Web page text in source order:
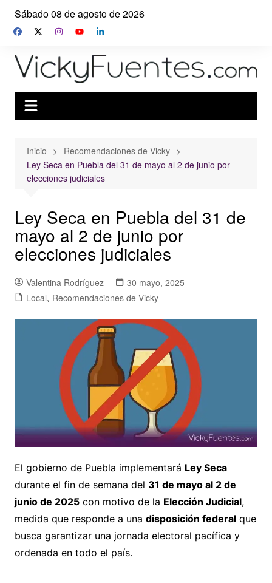
Saltar
contenido
Sábado 08 de agosto de 2026
Inicio
Recomendaciones de Vicky
Ley Seca en Puebla del 31 de mayo al 2 de junio por
elecciones judiciales
Ley Seca en Puebla del 31 de
mayo al 2 de junio por
elecciones judiciales
Valentina Rodríguez
30 mayo, 2025
Local, Recomendaciones de Vicky
El gobierno de Puebla implementará Ley Seca
durante el fin de semana del 31 de mayo al 2 de
junio de 2025con motivo de la Elección Judicial,
medida que responde a una disposición federalque
busca garantizar una jornada electoral pacífica y
ordenada en todo el país.